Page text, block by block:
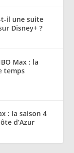
t-il une suite
Disney+ ?
Max : la
temps
: la saison 4
d’Azur